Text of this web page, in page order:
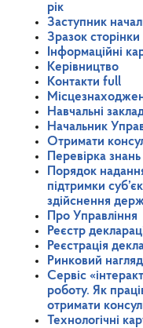
рік
Заступник
Зразок сторінки
Інформаційні
Керівництво
Контакти full
Навчальні
Начальник
Отримати
Перевірка знань
Порядок
підтримки
здійснення
Про Управління
Реєстр
Реєстрація
Ринковий нагляд
Сервіс
роботу. Як
отримати
Технологічні